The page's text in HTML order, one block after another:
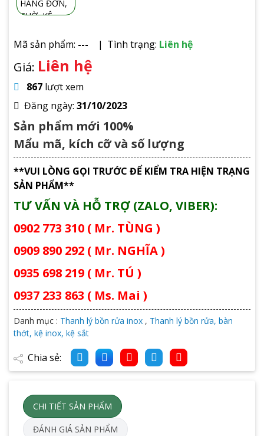
Mã sản phẩm: --- Tình trạng: Liên hệ
Giá: Liên hệ
867 lượt xem
Đăng ngày: 31/10/2023
Sản phẩm mới 100%
Mẩu mã, kích cỡ và số lượng
**VUI LÒNG GỌI TRƯỚC ĐỂ KIỂM TRA HIỆN TRẠNG
SẢN PHẨM**
TƯ VẤN VÀ HỖ TRỢ (ZALO, VIBER):
0902 773 310 ( Mr. TÙNG )
0909 890 292 ( Mr. NGHĨA )
0935 698 219 ( Mr. TÚ )
0937 233 863 ( Ms. Mai )
Danh mục : Thanh lý bồn rửa inox , Thanh lý bồn rửa, bàn
thớt, kệ inox, kệ sắt
Chia sẻ:
CHI TIẾT SẢN PHẨM
ĐÁNH GIÁ SẢN PHẨM